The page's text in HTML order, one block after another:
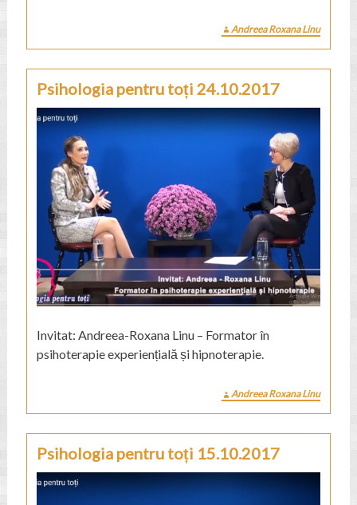
Andreea Roxana Linu
Psihologia pentru toți 24.10.2017
Invitat: Andreea-Roxana Linu – Formator în
psihoterapie experiențială și hipnoterapie.
Andreea Roxana Linu
Psihologia pentru toți 15.10.2017